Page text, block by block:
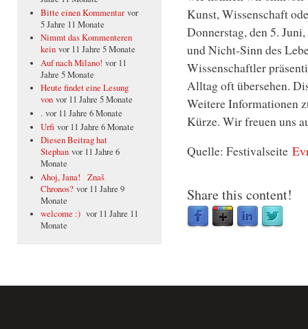
Bitte einen Kommentar vor
5 Jahre 11 Monate
Nimmt das Kommenteren
kein vor 11 Jahre 5 Monate
Auf nach Milano! vor 11
Jahre 5 Monate
Heute findet eine Lesung
von vor 11 Jahre 5 Monate
. vor 11 Jahre 6 Monate
Urfi vor 11 Jahre 6 Monate
Diesen Beitrag hat
Stephan vor 11 Jahre 6
Monate
Ahoj, Jana! Znaš
Chronos? vor 11 Jahre 9
Monate
welcome :) vor 11 Jahre 11
Monate
Kunst, Wissenschaft
Donnerstag, den 5.
und Nicht-Sinn des
Wissenschaftler
Alltag oft übersehen.
Weitere Informationen
Kürze. Wir freuen uns
Quelle: Festivalseite
Share this content!